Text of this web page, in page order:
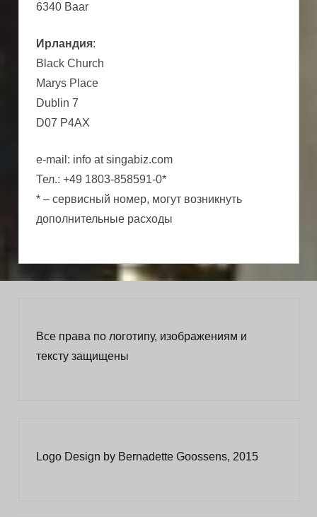
6340 Baar
Ирландия:
Black Church
Marys Place
Dublin 7
D07 P4AX
e-mail: info at singabiz.com
Тел.: +49 1803-858591-0*
* – сервисный номер, могут возникнуть
дополнительные расходы
Все права по логотипу, изображениям и
тексту защищены
Logo Design by Bernadette Goossens, 2015